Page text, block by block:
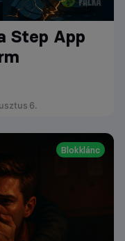
Step App
6.
Blokklánc